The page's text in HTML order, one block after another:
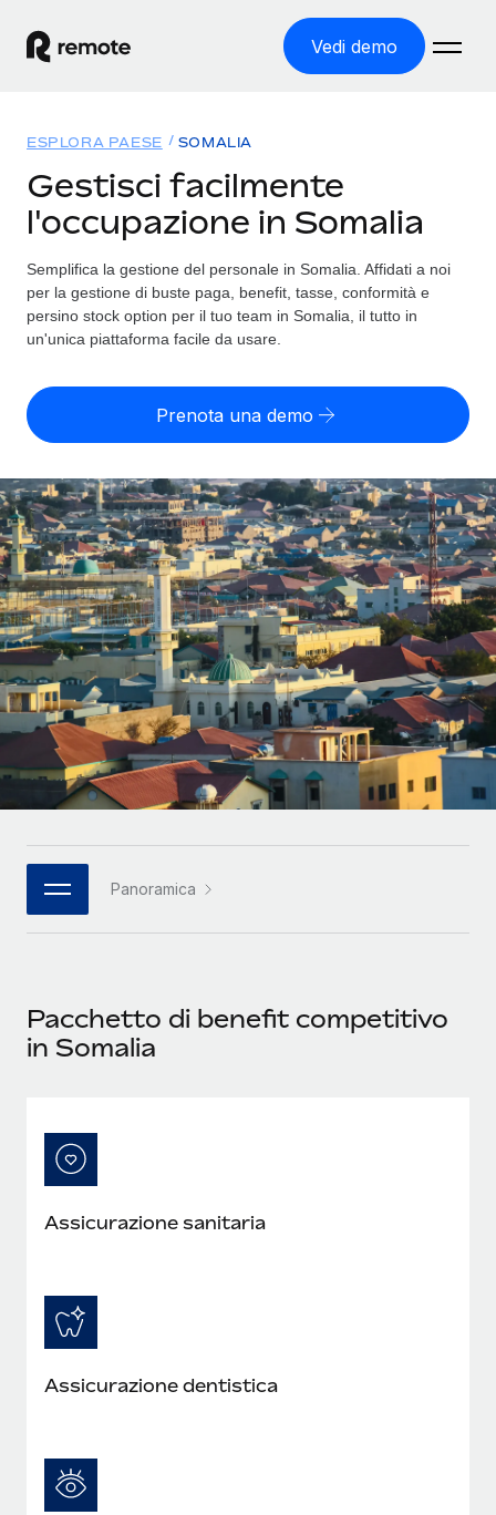
Vedi demo
ASSUMI NEL MONDO
Global Payroll
Gestisci il payroll a norma, in tutta semplicità
Employer of Record
Contractor Management
SERVICES
Chiedi a un esperto
Affidati agli esperti per la gestione HR e la
compliance globale
Soluzioni
COPERTURA GLOBALE
Ricerca paesi
Trova i servizi di supporto all’impiego per ogni Paese
Confronta Remote
Scopri come ci confrontiamo con gli altri
DIVENTA NOSTRO PARTNER
Partner tecnologici strategici
Integra l'HR globale nella tua piattaforma in modo
flessibile
CASE STUDIES
Tariffe
English
Nederlands
Français
Deutsch
Español
Italiano
Português (Portugal)
日本語
한국어
中文（简体）
Login
ESPLORA PAESE SOMALIA
Gestisci facilmente
l'occupazione in Somalia
Semplifica la gestione del personale in Somalia. Affidati a noi
per la gestione di buste paga, benefit, tasse, conformità e
persino stock option per il tuo team in Somalia, il tutto in
un'unica piattaforma facile da usare.
Prenota una demo
Panoramica
Pacchetto di benefit competitivo
in Somalia
Assicurazione sanitaria
Assicurazione dentistica